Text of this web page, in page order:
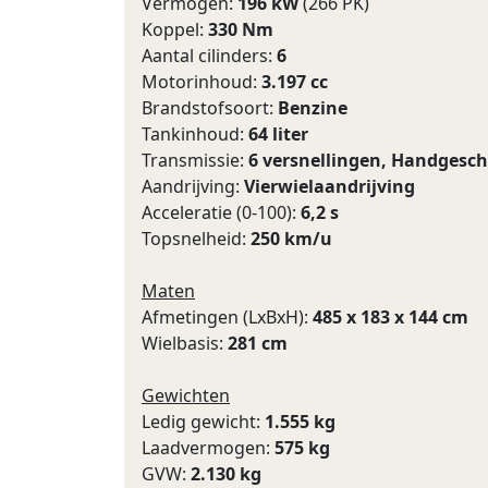
Koppel: 330 Nm
Aantal cilinders: 6
Motorinhoud: 3.197 cc
Brandstofsoort: Benzine
Tankinhoud: 64 liter
Transmissie: 6 versnellingen,
Aandrijving: Vierwielaandrijving
Acceleratie (0-100): 6,2 s
Topsnelheid: 250 km/u
Maten
Afmetingen (LxBxH): 485 x 183 x 144 cm
Wielbasis: 281 cm
Gewichten
Ledig gewicht: 1.555 kg
Laadvermogen: 575 kg
GVW: 2.130 kg